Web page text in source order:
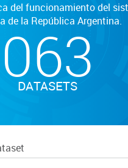
del funcionamiento del
de la República Argentina.
063
DATASETS